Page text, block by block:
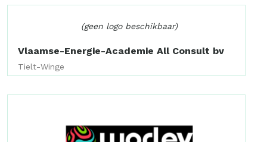
(geen logo beschikbaar)
Vlaamse-Energie-Academie All Consult bv
Tielt-Winge